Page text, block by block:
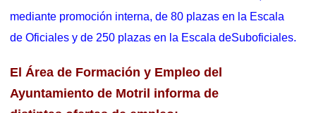
mediante promoción interna, de 80 plazas en la Escala
de Oficiales y de 250 plazas en la Escala deSuboficiales.
El Área de Formación y Empleo del
Ayuntamiento de Motril informa de